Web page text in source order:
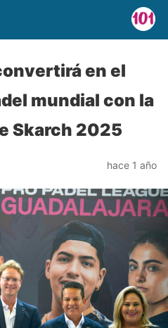
en el
mundial con la
Skarch 2025
hace 1 año